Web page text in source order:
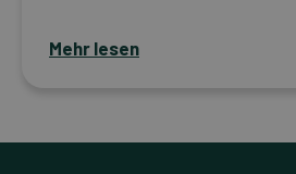
Mehr lesen